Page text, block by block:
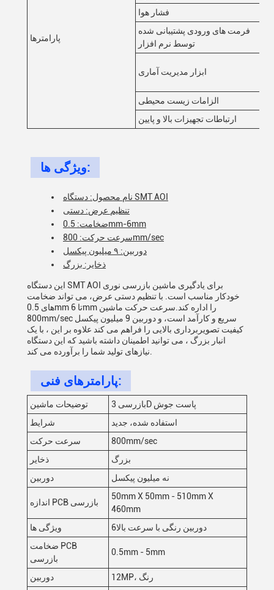
پارامترها
فشار هوا
فرمت های ورودی پشتیبانی شده
توسط نرم افزار
ابزار مدیریت آماری
الزامات زیست محیطی
ارتباطات تجهیزات بالا و پایین
ویژگی ها:
نام محصول: دستگاه SMT AOI
تنظیم عرض: دستی
ضخامت: 0.5mm-6mm
سرعت حرکت: 800mm/sec
دوربین: ۹ میلیون پیکسل
ذخایر: بزرگ
این دستگاه SMT AOI برای یادگیری ماشین بازرسی نوری
خودکار مناسب است. با تنظیم دستی عرض، می تواند ضخامت
های 0.5mm تا 6mm را اداره کند.سرعت حرکت ماشین
800mm/sec سریع و کارآمد است، و دوربین 9 میلیون پیکسل
کیفیت تصویربرداری بالایی را فراهم می کند علاوه بر این ، با یک
انبار بزرگ ، می توانید اطمینان داشته باشید که این دستگاه
پارامترهای فنی:
توضیحات ماشین
بازرسی 3D پاست جوش
شرایط
استفاده شده، جدید
سرعت حرکت
800mm/sec
ذخایر
بزرگ
دوربین
نه میلیون پیکسل
اندازه PCB بازرسی
50mm X 50mm - 510mm X
460mm
ویژگی ها
6دوربین رنگی با سرعت بالا
ضخامت PCB
بازرسی
0.5mm - 5mm
دوربین
12MP، رنگ